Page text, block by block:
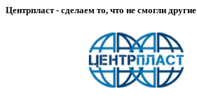
Центрпласт - сделаем то, что не смогли другие